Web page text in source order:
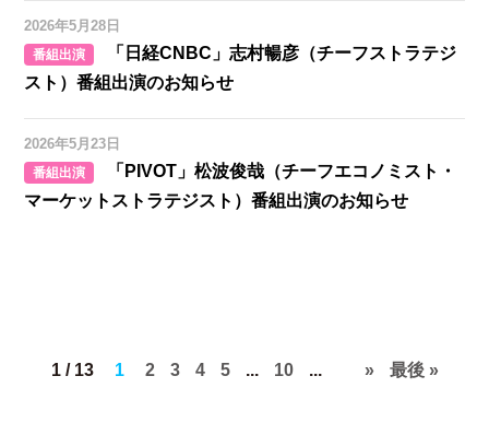
2026年5月28日
番組出演
「日経CNBC」志村暢彦（チーフストラテジ
スト）番組出演のお知らせ
2026年5月23日
番組出演
「PIVOT」松波俊哉（チーフエコノミスト・
マーケットストラテジスト）番組出演のお知らせ
1 / 13 1 2 3 4 5 ... 10 ... » 最後 »